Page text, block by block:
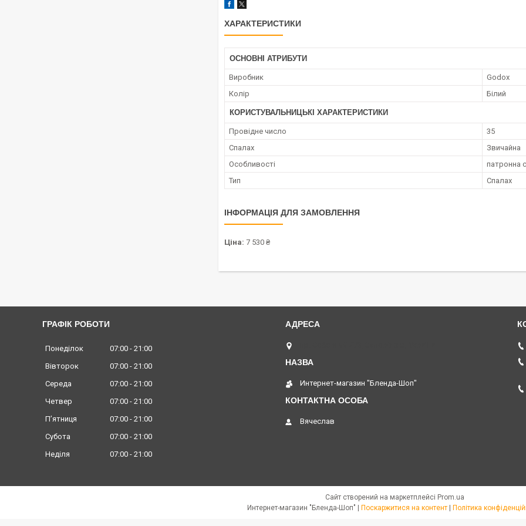
ХАРАКТЕРИСТИКИ
ОСНОВНІ АТРИБУТИ
Виробник
Godox
Колір
Білий
КОРИСТУВАЛЬНИЦЬКІ ХАРАКТЕРИСТИКИ
Провідне число
35
Спалах
Звичайна
Особливості
патронна
Тип
Спалах
ІНФОРМАЦІЯ ДЛЯ ЗАМОВЛЕННЯ
Ціна: 7 530 ₴
ГРАФІК РОБОТИ
Понеділок 07:00
21:00
Вівторок
07:00
21:00
Середа
07:00
21:00
Четвер
07:00
21:00
Пʼятниця
07:00
21:00
Субота
07:00
21:00
Неділя
07:00 21:00
Интернет-магазин "Бленда-Шоп"
Вячеслав
Сайт створений на маркетплейсі Prom.ua
Поскаржитися на контент Політика